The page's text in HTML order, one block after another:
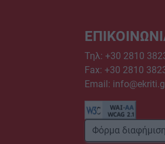
Τηλ: +30 2810
Fax: +30 2810
Email:
Φόρμα